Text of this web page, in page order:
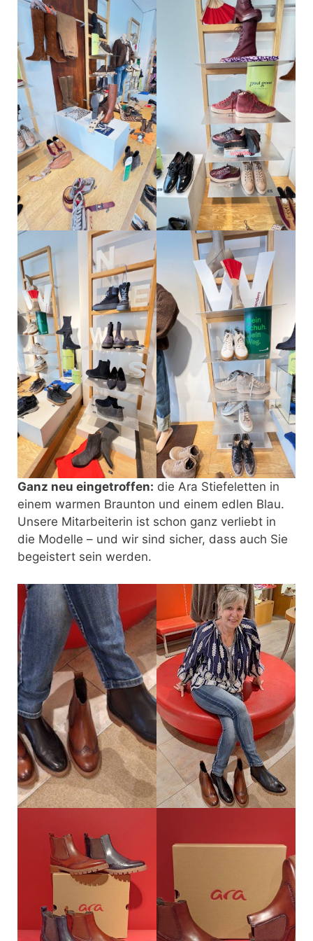
Ganz neu eingetroffen: die Ara Stiefeletten in
einem warmen Braunton und einem edlen Blau.
Unsere Mitarbeiterin ist schon ganz verliebt in
die Modelle – und wir sind sicher, dass auch Sie
begeistert sein werden.